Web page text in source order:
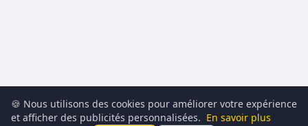
🍪 Nous utilisons des cookies pour améliorer votre expérience
et afficher des publicités personnalisées. En savoir plus